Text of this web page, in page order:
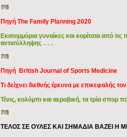
Πηγή The Family Planning 2020
Εκατομμύρια γυναίκες και κορίτσια από
αντισύλληψης ...
Πηγή British Journal of Sports Medicine
Τι δείχνει διεθνής έρευνα με επικεφαλής
Τένις, κολύμπι και αεροβική, τα τρία σπορ
ΤΕΛΟΣ ΣΕ ΟΥΛΕΣ ΚΑΙ ΣΗΜΑΔΙΑ ΒΑΖΕΙ Η